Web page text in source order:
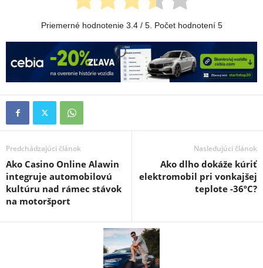
Priemerné hodnotenie 3.4/ 5. Počet hodnotení 5
Predchádzajúci článok
Ako Casino Online Alawin
integruje automobilovú
kultúru nad rámec stávok
na motoršport
Nasledujúci článok
Ako dlho dokáže kúriť
elektromobil pri vonkajšej
teplote -36ºC?